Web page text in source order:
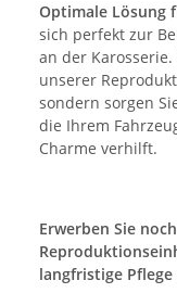
Optimale Lösung
sich perfekt zur
an der
unserer
sondern sorgen
die Ihrem
Charme verhilft.
Erwerben Sie
langfristige